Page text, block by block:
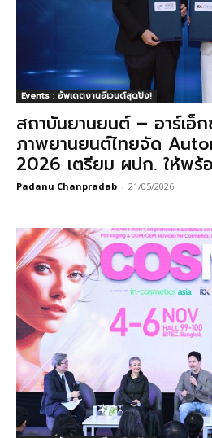
Events : อัพเดตงานอีเวนต์สุดปัง!
สถาบันยานยนต์ – อาร์เอ็
ภาพยานยนต์ไทยจัด
2026 เตรียม ผปก. ให้พร้
Padanu Chanpradab - 21/05/2026